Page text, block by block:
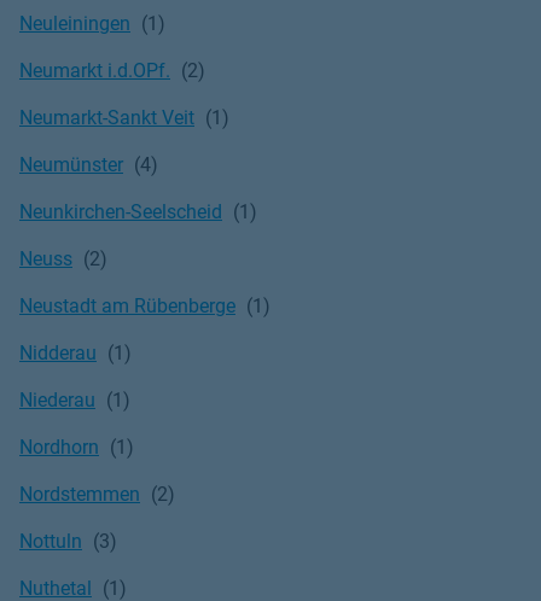
Neuleiningen
Neumarkt i.d.OPf.
Neumarkt-Sankt Veit
Neumünster
Neunkirchen-Seelscheid
Neuss
Neustadt am Rübenberge
Nidderau
Niederau
Nordhorn
Nordstemmen
Nottuln
Nuthetal